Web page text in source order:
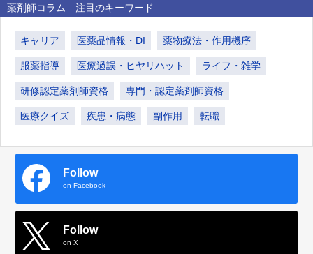
薬剤師コラム 注目のキーワード
キャリア 医薬品情報・DI 薬物療法・作用機序
服薬指導 医療過誤・ヒヤリハット ライフ・雑学
研修認定薬剤師資格 専門・認定薬剤師資格
医療クイズ 疾患・病態 副作用 転職
Follow
on Facebook
Follow
on X